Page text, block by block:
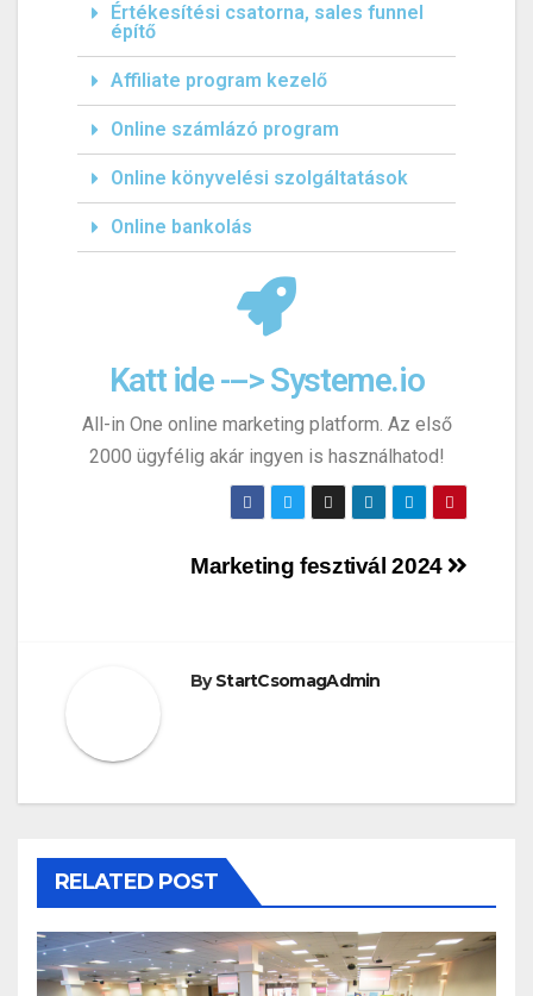
Értékesítési csatorna, sales funnel
építő
Affiliate program kezelő
Online számlázó program
Online könyvelési szolgáltatások
Online bankolás
Katt ide ---> Systeme.io
All-in One online marketing platform. Az első
2000 ügyfélig akár ingyen is használhatod!
Marketing fesztivál 2024
ByStartCsomagAdmin
RELATED POST